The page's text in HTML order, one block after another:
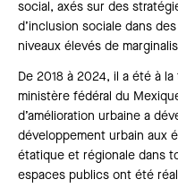
social, axés sur des
d’inclusion sociale dans
niveaux élevés de
De 2018 à 2024, il a été à
ministère fédéral du
d’amélioration urbaine a
développement urbain aux
étatique et régionale dans
espaces publics ont été